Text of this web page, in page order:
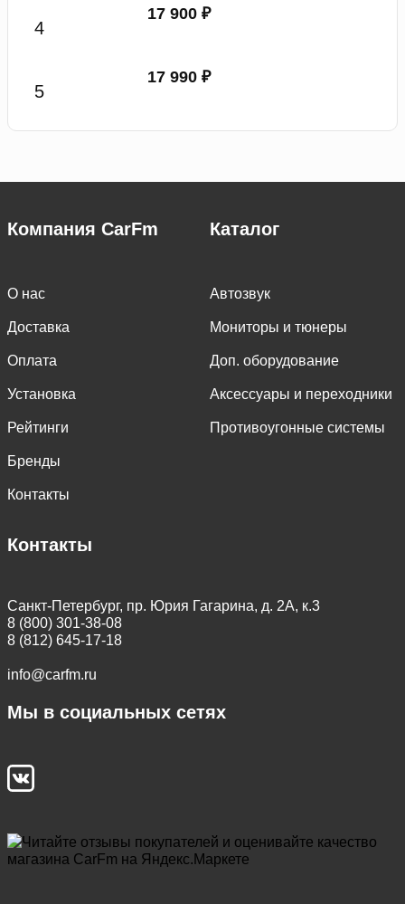
17 900 ₽
17 990 ₽
Компания CarFm
О нас
Доставка
Оплата
Установка
Рейтинги
Бренды
Контакты
Каталог
Автозвук
Мониторы и тюнеры
Доп. оборудование
Аксессуары и переходники
Противоугонные системы
Контакты
Санкт-Петербург, пр. Юрия Гагарина, д. 2А, к.3
8 (800) 301-38-08
8 (812) 645-17-18
info@carfm.ru
Мы в социальных сетях